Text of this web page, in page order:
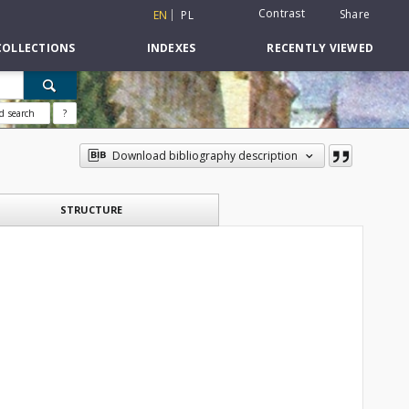
EN PL Contrast Share
INDEXES RECENTLY VIEWED
search ?
Download bibliography description
STRUCTURE